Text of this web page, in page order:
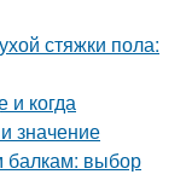
стяжки пола:
и когда
значение
балкам: выбор